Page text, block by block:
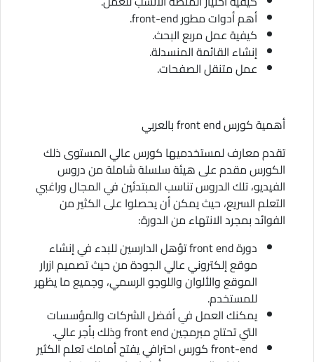
أهم أدوات مطور front-end.
كيفية عمل مربع البحث.
إنشاء القائمة المنسدلة.
عمل متنقل الصفحات.
أهمية كورس front end بالعربي
تقدم معارف لمستخدميها كورس عالي المستوى ذلك
الكورس مقدم على هيئة سلسلة شاملة من دروس
الفيديو، تلك الدروس تناسب المبتدئين في المجال وراغبي
التعلم السريع، حيث يمكن أن يحصلوا على الكثير من
الفوائد بمجرد الانتهاء من الدورة:
دورة front end تؤهل الدارسين للبدء في إنشاء
موقع إلكتروني عالي الجودة من حيث تصميم ازرار
الموقع والألوان واللوجو الرسمي، وجميع ما يظهر
للمستخدم.
يمكنك العمل في أفضل الشركات والمؤسسات
التي تحتاج مبرمجين front end وذلك بأجر عالي.
front-end كورس احترافي يفتح أمامك تعلم الكثير